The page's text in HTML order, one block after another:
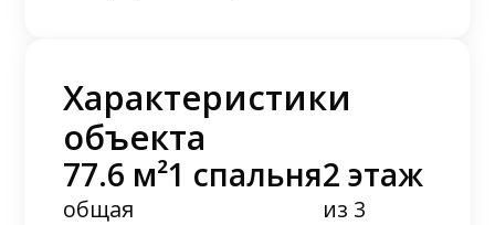
Характеристики
объекта
77.6 м²
общая
1 спальня2 этаж
из 3